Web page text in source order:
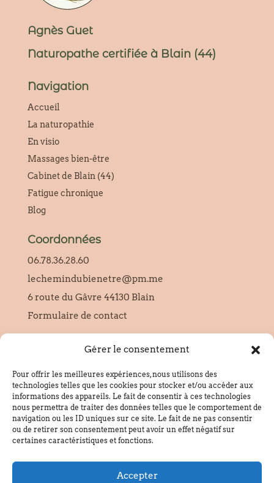
Gérer le consentement
Pour offrir les meilleures expériences, nous utilisons des
technologies telles que les cookies pour stocker et/ou accéder aux
informations des appareils. Le fait de consentir à ces technologies
nous permettra de traiter des données telles que le comportement de
navigation ou les ID uniques sur ce site. Le fait de ne pas consentir
ou de retirer son consentement peut avoir un effet négatif sur
certaines caractéristiques et fonctions.
Accepter
Agnès Guet
Naturopathe certifiée à Blain (44)
Navigation
Accueil
La naturopathie
En visio
Massages bien-être
Cabinet de Blain (44)
Fatigue chronique
Blog
Coordonnées
06.78.36.28.60
lechemindubienetre@pm.me
6 route du Gâvre 44130 Blain
Formulaire de contact
95228654000010
Informations
Politique de confidentialité
Mentions légales